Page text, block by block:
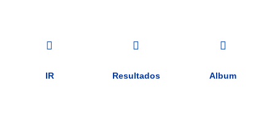
IR Resultados Album